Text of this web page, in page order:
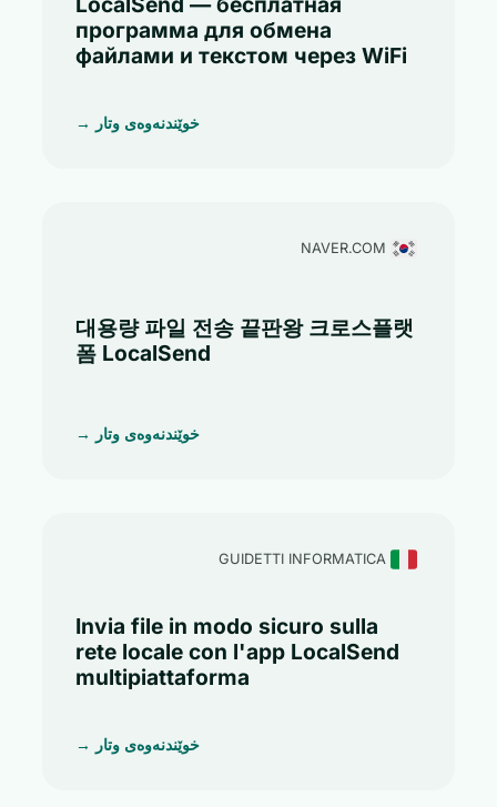
программа для обмена
файлами и текстом через WiFi
خوێندنەوەی وتار →
NAVER.COM
대용량 파일 전송 끝판왕 크로스플랫
폼 LocalSend
خوێندنەوەی وتار →
GUIDETTI INFORMATICA
Invia file in modo sicuro sulla
rete locale con l'app LocalSend
multipiattaforma
خوێندنەوەی وتار →